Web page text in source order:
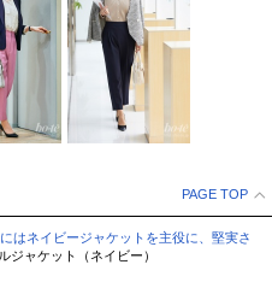
PAGE TOP
はネイビージャケットを主役に、堅実さ
ジャケット（ネイビー）